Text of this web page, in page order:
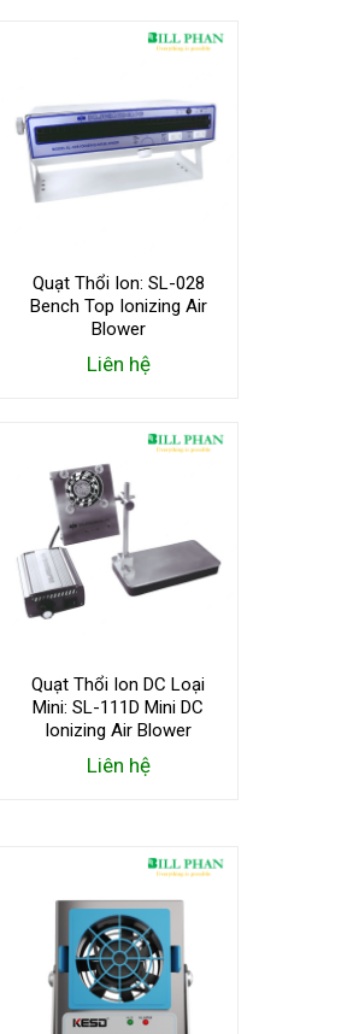
Quạt Thổi Ion: SL-028
Bench Top Ionizing Air
Blower
Liên hệ
Quạt Thổi Ion DC Loại
Mini: SL-111D Mini DC
Ionizing Air Blower
Liên hệ